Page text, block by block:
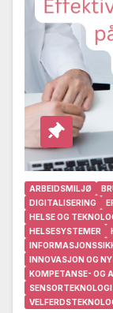
ARBEIDSMILJØ
DIGITALISERING
HELSE OG
HELSESYSTEMER
INNOVASJON OG
KOMPETANSE- OG
SENSORTEKNOLOGI